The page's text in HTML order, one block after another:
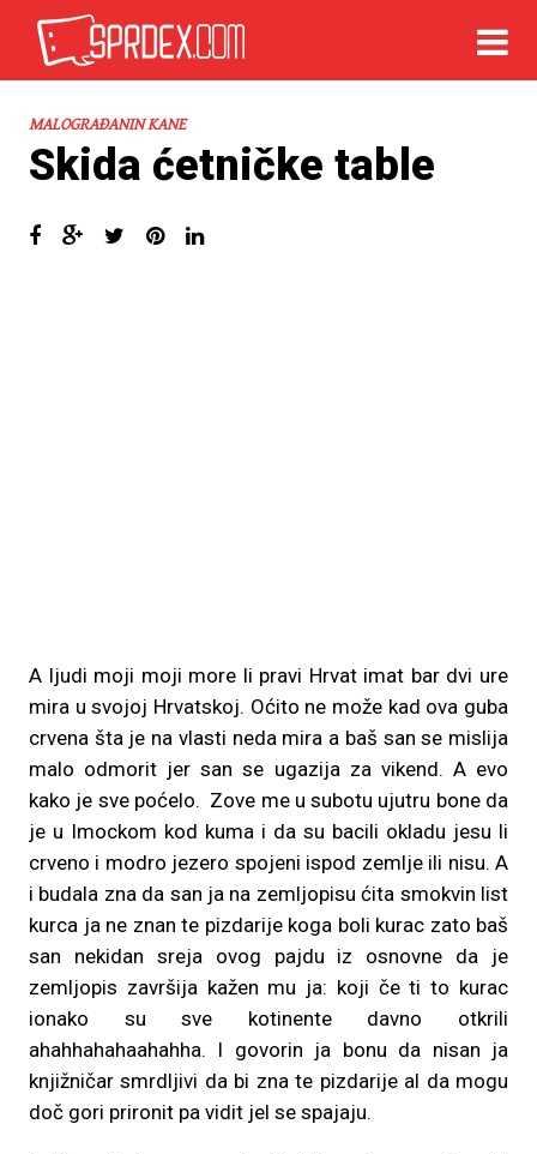
MALOGRAĐANIN KANE
Skida ćetničke table
A ljudi moji moji more li pravi Hrvat imat bar dvi ure
mira u svojoj Hrvatskoj. Oćito ne može kad ova guba
crvena šta je na vlasti neda mira a baš san se mislija
malo odmorit jer san se ugazija za vikend. A evo
kako je sve poćelo. Zove me u subotu ujutru bone da
je u Imockom kod kuma i da su bacili okladu jesu li
crveno i modro jezero spojeni ispod zemlje ili nisu. A
i budala zna da san ja na zemljopisu ćita smokvin list
kurca ja ne znan te pizdarije koga boli kurac zato baš
san nekidan sreja ovog pajdu iz osnovne da je
zemljopis završija kažen mu ja: koji če ti to kurac
ionako su sve kotinente davno otkrili
ahahhahahaahahha. I govorin ja bonu da nisan ja
knjižničar smrdljivi da bi zna te pizdarije al da mogu
doč gori prironit pa vidit jel se spajaju.